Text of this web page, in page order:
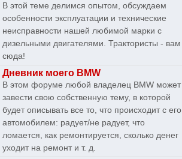
В этой теме делимся опытом, обсуждаем
особенности эксплуатации и технические
неисправности нашей любимой марки с
дизельными двигателями. Трактористы - вам
сюда!
Дневник моего BMW
В этом форуме любой владелец BMW может
завести свою собственную тему, в которой
будет описывать все то, что происходит с его
автомобилем: радует/не радует, что
ломается, как ремонтируется, сколько денег
уходит на ремонт и т. д.